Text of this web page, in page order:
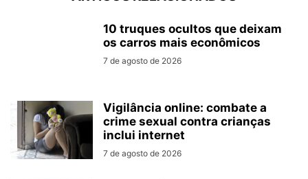
10 truques ocultos que deixam
os carros mais econômicos
7 de agosto de 2026
Vigilância online: combate a
crime sexual contra crianças
inclui internet
7 de agosto de 2026